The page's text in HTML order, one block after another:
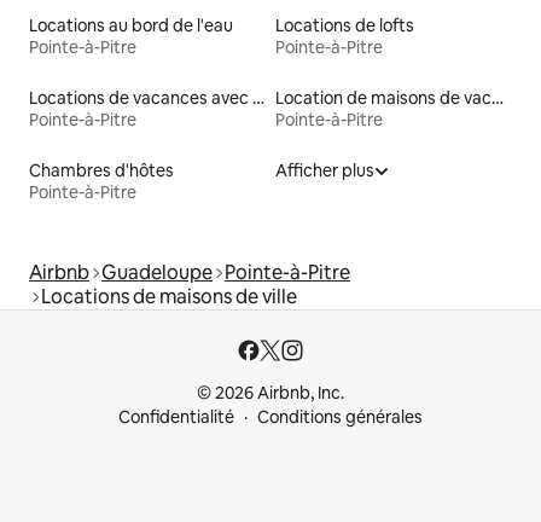
Locations au bord de l'eau
Pointe-à-Pitre
Locations de lofts
Pointe-à-Pitre
Locations de vacances avec piscine
Pointe-à-Pitre
Location de maisons de vacances
Pointe-à-Pitre
Chambres d'hôtes
Pointe-à-Pitre
Afficher plus
Airbnb Guadeloupe Pointe-à-Pitre
Locations de maisons de ville
© 2026 Airbnb, Inc.
Confidentialité
Conditions générales